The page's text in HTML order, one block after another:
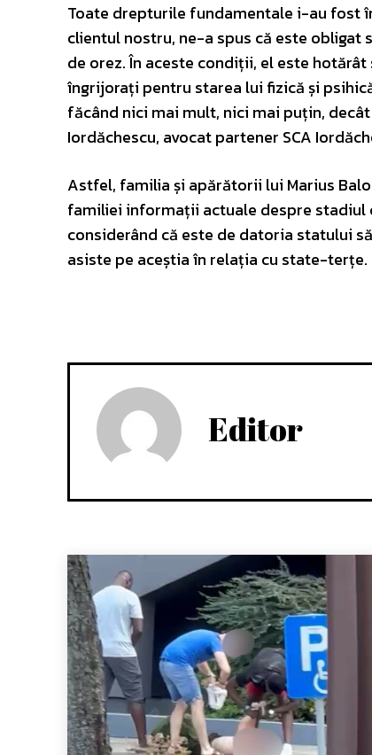
Toate drepturile fundamentale i-au fost
clientul nostru, ne-a spus că este obligat
de orez. În aceste condiții, el este
îngrijorați pentru starea lui fizică și
făcând nici mai mult, nici mai puțin,
Iordăchescu, avocat partener SCA
Astfel, familia și apărătorii lui Marius
familiei informații actuale despre stadiul
considerând că este de datoria statului
asiste pe aceștia în relația cu state-terțe.
Editor